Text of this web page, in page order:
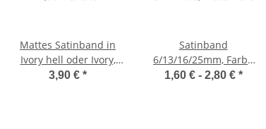
Mattes Satinband in
Ivory hell oder Ivory,
1,6cm Breite
3,90 € *
Satinband
6/13/16/25mm, Farbe
Off-White, Meterware
1,60 € - 2,80 € *